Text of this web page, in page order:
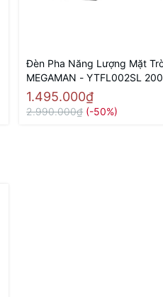
Đèn Pha Năng Lượng Mặt
MEGAMAN - YTFL002SL
1.495.000₫
2.990.000₫ (-50%)